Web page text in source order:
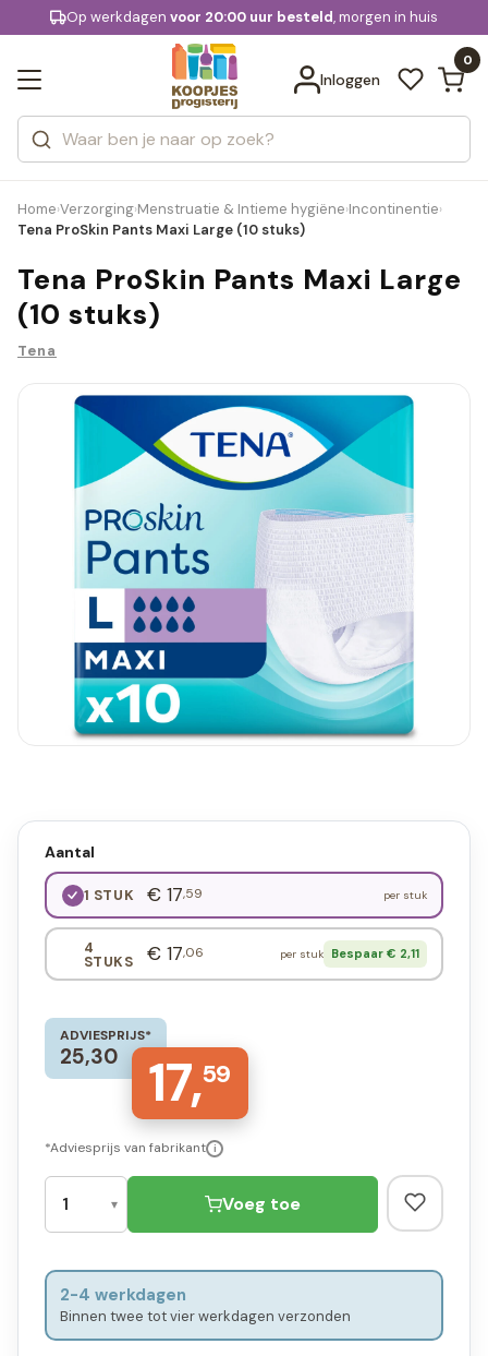
Gratis bezorging
KD.
extra
Op werkdagenvoor 20:00 uur besteld, morgen in huis
Inloggen
0
Zoeken
Categorieën
Merken
Bekijk alle resultaten
Home›Verzorging›Menstruatie & Intieme hygiëne›Incontinentie›
Tena ProSkin Pants Maxi Large (10 stuks)
Tena ProSkin Pants Maxi Large
(10 stuks)
Tena
Aantal
1 STUK € 17,59 per stuk
4
STUKS € 17,06 per stuk Bespaar € 2,11
ADVIESPRIJS*
25,30 17,59
*Adviesprijs van fabrikant i
Voeg toe
2-4 werkdagen
Binnen twee tot vier werkdagen verzonden